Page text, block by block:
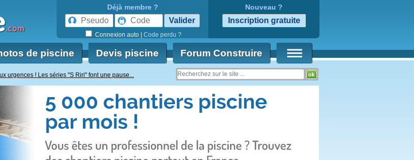
.com
Déjà membre ?
Connexion auto Code perdu ?
Nouveau ?
de piscine Devis piscine Forum Construire
urgences ! Les séries "S Riri" font une pause...